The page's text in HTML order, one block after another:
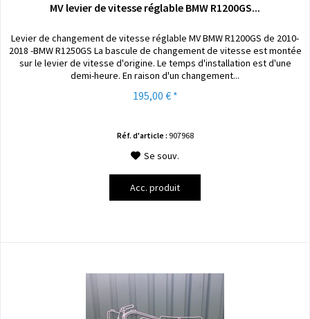
MV levier de vitesse réglable BMW R1200GS...
Levier de changement de vitesse réglable MV BMW R1200GS de 2010-
2018 -BMW R1250GS La bascule de changement de vitesse est montée
sur le levier de vitesse d'origine. Le temps d'installation est d'une
demi-heure. En raison d'un changement...
195,00 € *
Réf. d'article : 907968
Se souv.
Acc. produit